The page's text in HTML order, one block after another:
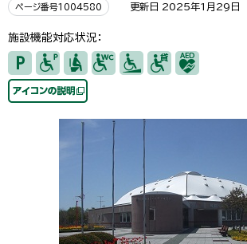
ページ番号1004580 更新日 2025年1月29日
施設機能対応状況：